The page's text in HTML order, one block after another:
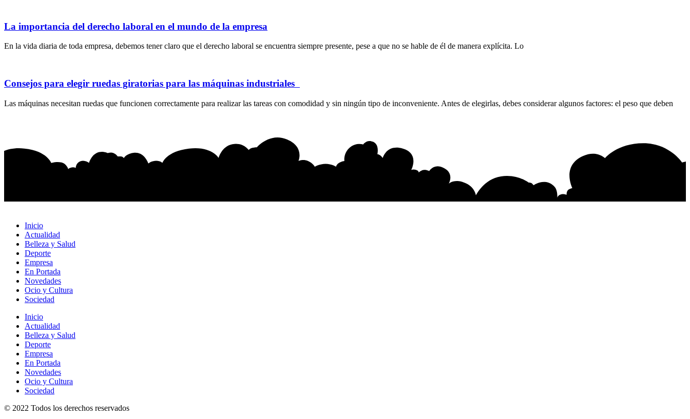
La importancia del derecho laboral en el mundo de la empresa
En la vida diaria de toda empresa, debemos tener claro que el derecho laboral se encuentra siempre presente, pese a que no se hable de él de manera explícita. Lo
Consejos para elegir ruedas giratorias para las máquinas industriales
Las máquinas necesitan ruedas que funcionen correctamente para realizar las tareas con comodidad y sin ningún tipo de inconveniente. Antes de elegirlas, debes considerar algunos factores: el peso que deben
Inicio
Actualidad
Belleza y Salud
Deporte
Empresa
En Portada
Novedades
Ocio y Cultura
Sociedad
Inicio
Actualidad
Belleza y Salud
Deporte
Empresa
En Portada
Novedades
Ocio y Cultura
Sociedad
© 2022 Todos los derechos reservados